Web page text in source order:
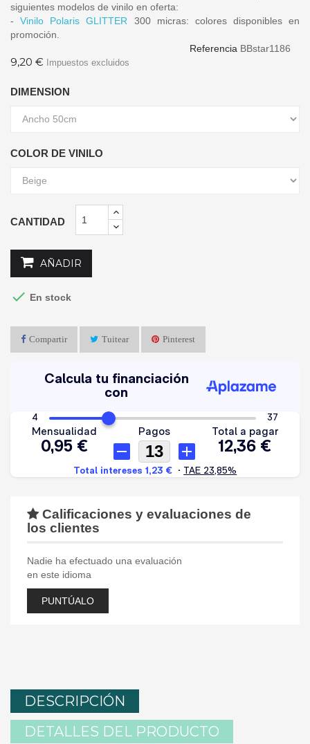
siguientes modelos de vinilo en oferta:
- Vinilo Polaris GLITTER 300 micras: colores disponibles en
promoción.
Referencia BBstar1186
9,20 € Impuestos excluidos
DIMENSION
COLOR DE VINILO
CANTIDAD
AÑADIR
 En stock
Compartir Tuitear Pinterest
Calificaciones y evaluaciones de
los clientes
Nadie ha efectuado una evaluación
en este idioma
PUNTÚALO
DESCRIPCIÓN
DETALLES DEL PRODUCTO